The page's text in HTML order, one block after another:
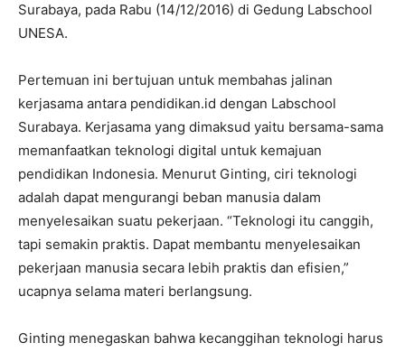
Surabaya, pada Rabu (14/12/2016) di Gedung Labschool
UNESA.
Pertemuan ini bertujuan untuk membahas jalinan
kerjasama antara pendidikan.id dengan Labschool
Surabaya. Kerjasama yang dimaksud yaitu bersama-sama
memanfaatkan teknologi digital untuk kemajuan
pendidikan Indonesia. Menurut Ginting, ciri teknologi
adalah dapat mengurangi beban manusia dalam
menyelesaikan suatu pekerjaan. “Teknologi itu canggih,
tapi semakin praktis. Dapat membantu menyelesaikan
pekerjaan manusia secara lebih praktis dan efisien,”
ucapnya selama materi berlangsung.
Ginting menegaskan bahwa kecanggihan teknologi harus